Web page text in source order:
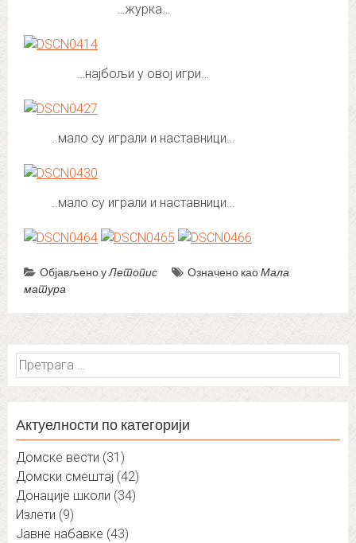
…журка…
…најбољи у овој игри…
..мало су играли и наставници…
..мало су играли и наставници…
Објављено уЛетопис Означено каоМала
матура
Претрага
за:
Актуелности по категорији
Домске вести (31)
Домски смештај (42)
Донације школи (34)
Излети (9)
Јавне набавке (43)